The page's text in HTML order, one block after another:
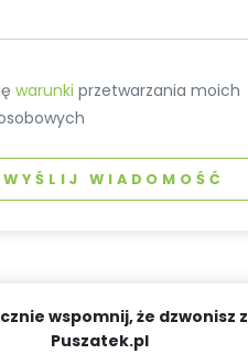
warunki przetwarzania moich
WYŚLIJ WIADOMOŚĆ
wspomnij, że dzwonisz z
Puszatek.pl